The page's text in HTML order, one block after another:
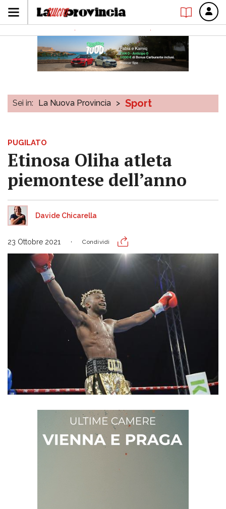
Sei in: La Nuova Provincia > Sport
PUGILATO
Etinosa Oliha atleta
piemontese dell’anno
Davide Chicarella
23 Ottobre 2021 Condividi